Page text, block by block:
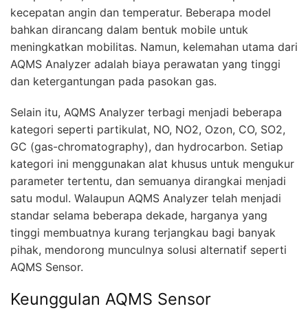
kecepatan angin dan temperatur. Beberapa model
bahkan dirancang dalam bentuk mobile untuk
meningkatkan mobilitas. Namun, kelemahan utama dari
AQMS Analyzer adalah biaya perawatan yang tinggi
dan ketergantungan pada pasokan gas.
Selain itu, AQMS Analyzer terbagi menjadi beberapa
kategori seperti partikulat, NO, NO2, Ozon, CO, SO2,
GC (gas-chromatography), dan hydrocarbon. Setiap
kategori ini menggunakan alat khusus untuk mengukur
parameter tertentu, dan semuanya dirangkai menjadi
satu modul. Walaupun AQMS Analyzer telah menjadi
standar selama beberapa dekade, harganya yang
tinggi membuatnya kurang terjangkau bagi banyak
pihak, mendorong munculnya solusi alternatif seperti
AQMS Sensor.
Keunggulan AQMS Sensor